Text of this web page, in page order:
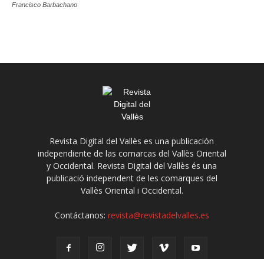
Francisco Barbachano
Revista Digital del Vallès es una publicación
independiente de las comarcas del Vallès Oriental
y Occidental. Revista Digital del Vallès és una
publicació independent de les comarques del
Vallès Oriental i Occidental.
Contáctanos: revista@revistadelvalles.es